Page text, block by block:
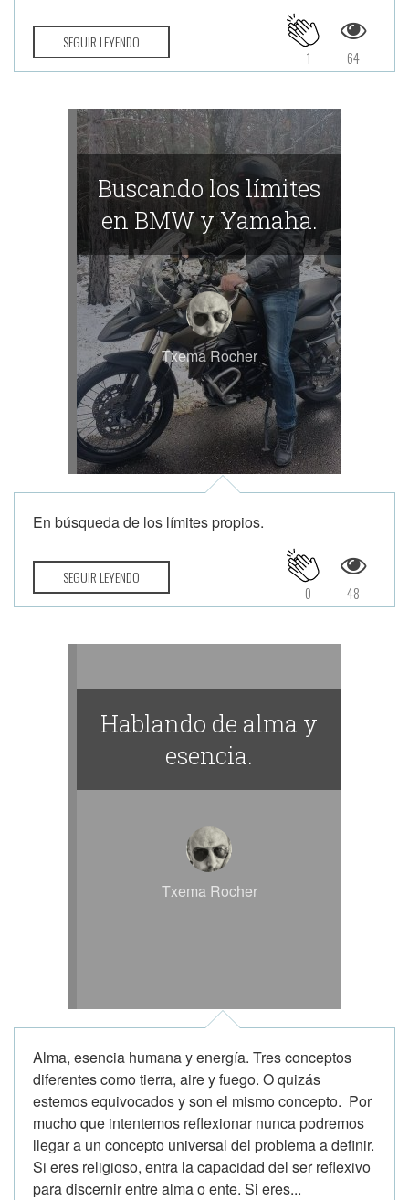
SEGUIR LEYENDO
64
1
Buscando los límites
en BMW y Yamaha.
Txema Rocher
En búsqueda de los límites propios.
SEGUIR LEYENDO
48
0
Hablando de alma y
esencia.
Txema Rocher
Alma, esencia humana y energía. Tres conceptos
diferentes como tierra, aire y fuego. O quizás
estemos equivocados y son el mismo concepto. Por
mucho que intentemos reflexionar nunca podremos
llegar a un concepto universal del problema a definir.
Si eres religioso, entra la capacidad del ser reflexivo
para discernir entre alma o ente. Si eres...